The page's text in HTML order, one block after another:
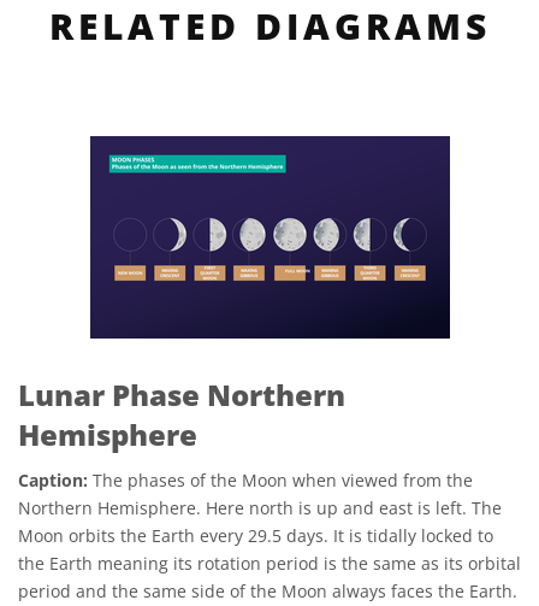
RELATED DIAGRAMS
Lunar Phase Northern
Hemisphere
Caption: The phases of the Moon when viewed from the
Northern Hemisphere. Here north is up and east is left. The
Moon orbits the Earth every 29.5 days. It is tidally locked to
the Earth meaning its rotation period is the same as its orbital
period and the same side of the Moon always faces the Earth.